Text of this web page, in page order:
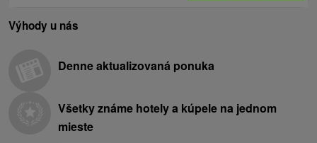
Výhody u nás
Denne aktualizovaná ponuka
Všetky známe hotely a kúpele na jednom
mieste